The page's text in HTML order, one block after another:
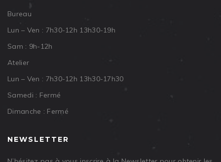
Bureau
Lun – Ven : 7h30-12h 13h30-19h
Sam : 9h-12h
Atelier
Lun – Ven : 7h30-12h 13h30-17h30
Samedi : Fermé
Dimanche : Fermé
NEWSLETTER